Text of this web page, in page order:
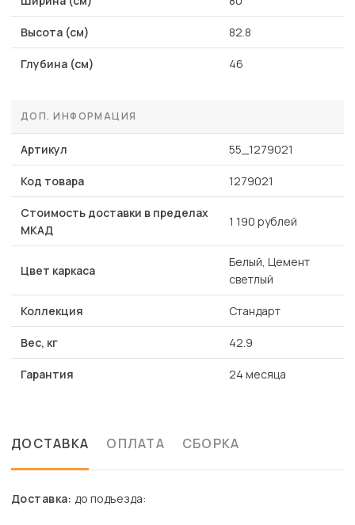
Высота (см) 82.8
Глубина (см) 46
ДОП. ИНФОРМАЦИЯ
Артикул 55_1279021
Код товара 1279021
Стоимость доставки в пределах
МКАД
1 190 рублей
Цвет каркаса
Белый, Цемент
светлый
Коллекция Стандарт
Вес, кг 42.9
Гарантия 24 месяца
ДОСТАВКА ОПЛАТА СБОРКА
Доставка: до подъезда: